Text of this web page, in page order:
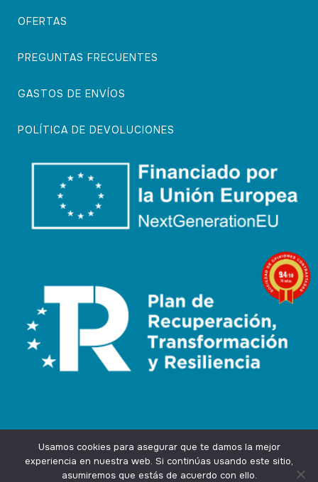
OFERTAS
PREGUNTAS FRECUENTES
GASTOS DE ENVÍOS
POLÍTICA DE DEVOLUCIONES
Design byAgencia Marketing OnlineIngenium.Marketing
Usamos cookies para asegurar que te damos la mejor
experiencia en nuestra web. Si continúas usando este sitio,
asumiremos que estás de acuerdo con ello.
9.4/10
74 notas